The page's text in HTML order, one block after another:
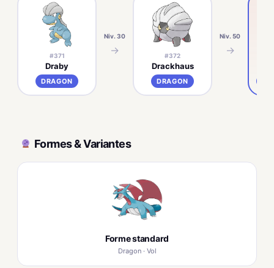
#371
Draby
DRAGON
Niv. 30
→ #372
Drackhaus
DRAGON
Niv. 50
→
Formes & Variantes
Forme standard
Dragon · Vol